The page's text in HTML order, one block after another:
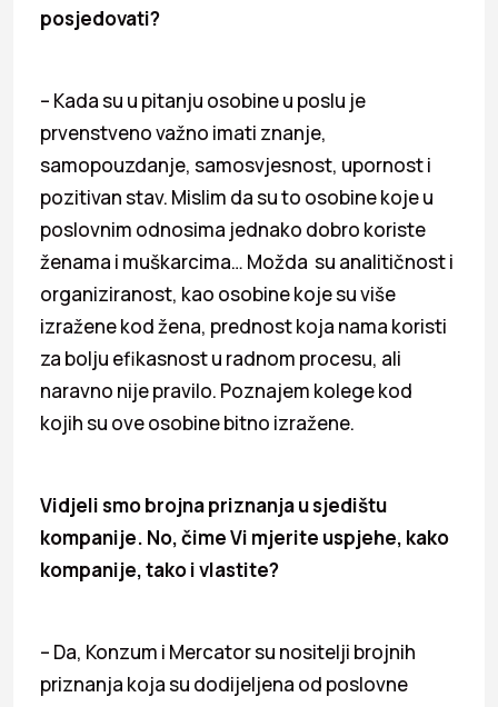
posjedovati?
– Kada su u pitanju osobine u poslu je
prvenstveno važno imati znanje,
samopouzdanje, samosvjesnost, upornost i
pozitivan stav. Mislim da su to osobine koje u
poslovnim odnosima jednako dobro koriste
ženama i muškarcima… Možda su analitičnost i
organiziranost, kao osobine koje su više
izražene kod žena, prednost koja nama koristi
za bolju efikasnost u radnom procesu, ali
naravno nije pravilo. Poznajem kolege kod
kojih su ove osobine bitno izražene.
Vidjeli smo brojna priznanja u sjedištu
kompanije. No, čime Vi mjerite uspjehe, kako
kompanije, tako i vlastite?
– Da, Konzum i Mercator su nositelji brojnih
priznanja koja su dodijeljena od poslovne